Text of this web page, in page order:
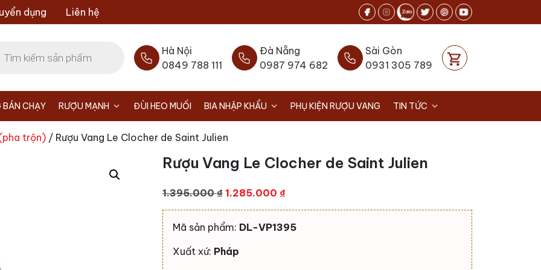
dụng Liên hệ
Hà Nội
0849 788 111
Đà Nẵng
0987 974 682
Sài Gòn
0931 305 789
BÁN CHẠY RƯỢU MẠNH ĐÙI HEO MUỐI BIA NHẬP KHẨU PHỤ KIỆN RƯỢU VANG TIN TỨC
trộn) / Rượu Vang Le Clocher de Saint Julien
Rượu Vang Le Clocher de Saint Julien
1.395.000₫ Giá
gốc
là:
1.285.000 ₫Giá
hiện
tại
Mã sản phẩm: DL-VP1395
Xuất xứ: Pháp